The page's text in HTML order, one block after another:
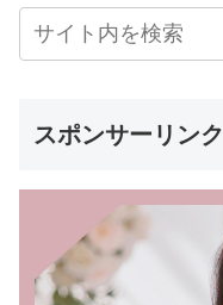
スポンサーリンク